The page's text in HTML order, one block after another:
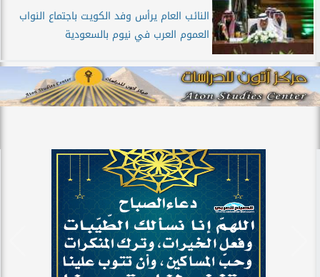
النائب العام يرأس وفد الكويت باجتماع النواب
العموم العرب في نيوم بالسعودية